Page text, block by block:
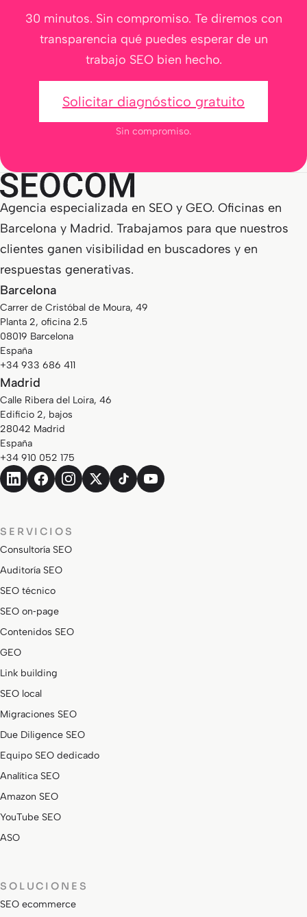
30 minutos. Sin compromiso. Te diremos con
transparencia qué puedes esperar de un
trabajo SEO bien hecho.
Solicitar diagnóstico gratuito
Sin compromiso.
Agencia especializada en SEO y GEO. Oficinas en
Barcelona y Madrid. Trabajamos para que nuestros
clientes ganen visibilidad en buscadores y en
respuestas generativas.
Barcelona
Carrer de Cristóbal de Moura, 49
Planta 2, oficina 2.5
08019 Barcelona
España
+34 933 686 411
Madrid
Calle Ribera del Loira, 46
Edificio 2, bajos
28042 Madrid
España
+34 910 052 175
SERVICIOS
Consultoría SEO
Auditoría SEO
SEO técnico
SEO on‑page
Contenidos SEO
GEO
Link building
SEO local
Migraciones SEO
Due Diligence SEO
Equipo SEO dedicado
Analítica SEO
Amazon SEO
YouTube SEO
ASO
SOLUCIONES
SEO ecommerce